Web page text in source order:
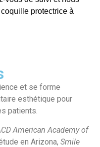
protectrice à
et se forme
esthétique pour
patients.
American Academy of
en Arizona, Smile